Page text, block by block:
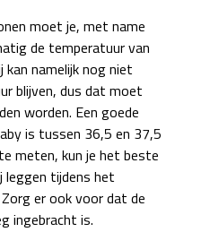
moet je, met name
de temperatuur van
kan namelijk nog niet
blijven, dus dat moet
worden. Een goede
is tussen 36,5 en 37,5
meten, kun je het beste
leggen tijdens het
er ook voor dat de
ingebracht is.